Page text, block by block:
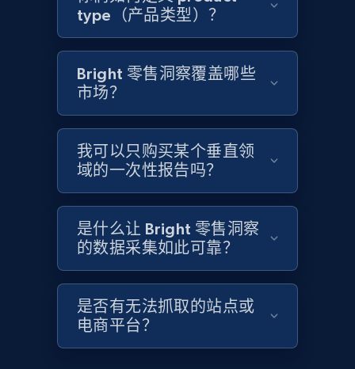
type（产品类型）？
Bright 零售洞察覆盖哪些
市场？
我可以只购买某个垂直领
域的一次性报告吗？
是什么让 Bright 零售洞察
的数据采集如此可靠？
是否有无法抓取的站点或
电商平台？